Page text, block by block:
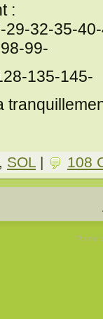
:
32-35-
99-
135-145-
, SOL | 108
Theme